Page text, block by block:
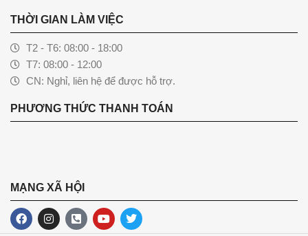
THỜI GIAN LÀM VIỆC
T2 - T6: 08:00 - 18:00
T7: 08:00 - 12:00
CN: Nghỉ, liên hệ để được hỗ trợ.
PHƯƠNG THỨC THANH TOÁN
MẠNG XÃ HỘI